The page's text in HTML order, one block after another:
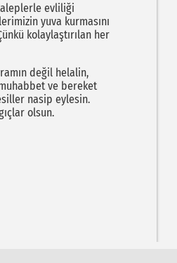
evliliği
yuva kurmasını
kolaylaştırılan her
değil helalin,
ve bereket
nasip eylesin.
olsun.